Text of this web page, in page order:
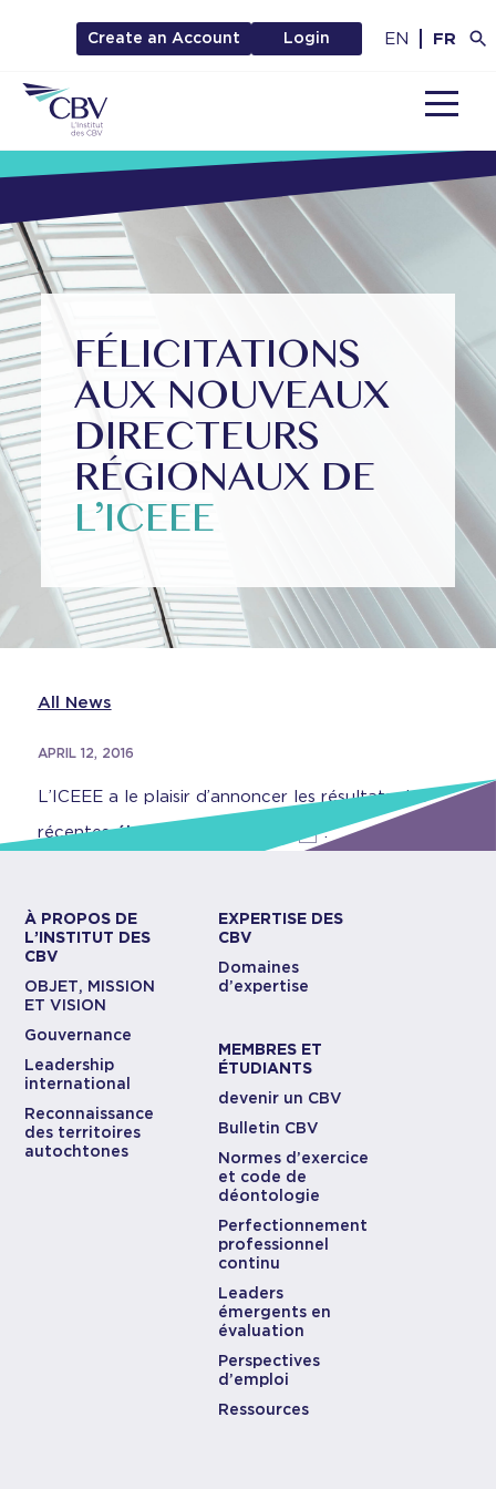
Create an Account Login EN FR
FÉLICITATIONS
AUX NOUVEAUX
DIRECTEURS
RÉGIONAUX DE
L’ICEEE
All News
APRIL 12, 2016
L’ICEEE a le plaisir d’annoncer les résultats des
récentesélections régionaux .
À PROPOS DE
L’INSTITUT DES
CBV
OBJET, MISSION
ET VISION
Gouvernance
Leadership
international
Reconnaissance
des territoires
autochtones
EXPERTISE DES
CBV
Domaines
d’expertise
MEMBRES ET
ÉTUDIANTS
devenir un CBV
Bulletin CBV
Normes d’exercice
et code de
déontologie
Perfectionnement
professionnel
continu
Leaders
émergents en
évaluation
Perspectives
d’emploi
Ressources